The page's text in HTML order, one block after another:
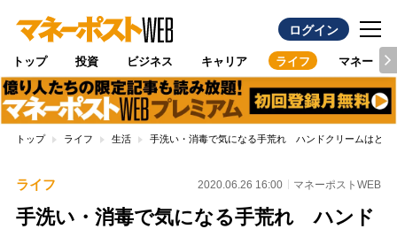
ログイン
トップ 投資 ビジネス キャリア ライフ マネー
トップ ライフ 生活 手洗い・消毒で気になる手荒れ ハンドクリームはどう
ライフ 2020.06.26 16:00 マネーポストWEB
手洗い・消毒で気になる手荒れ ハンド